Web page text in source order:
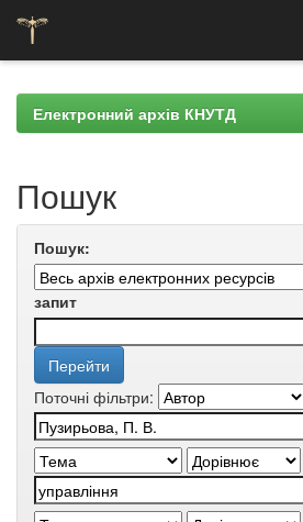
navigationЕлектронний архів КНУТД
Пошук
Пошук:
запит
Поточні фільтри: